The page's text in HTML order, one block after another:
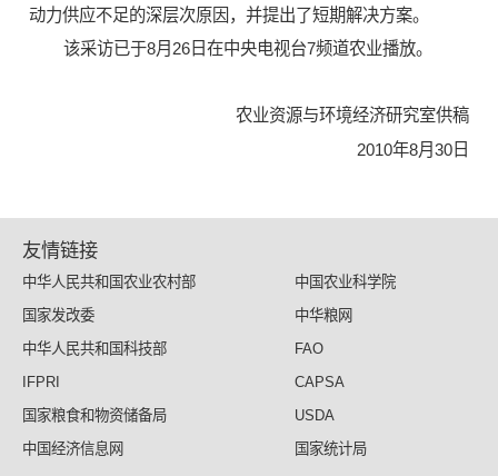
动力供应不足的深层次原因，并提出了短期解决方案。
该采访已于8月26日在中央电视台7频道农业播放。
农业资源与环境经济研究室供稿
2010年8月30日
友情链接
中华人民共和国农业农村部
中国农业科学院
国家发改委
中华粮网
中华人民共和国科技部
FAO
IFPRI
CAPSA
国家粮食和物资储备局
USDA
中国经济信息网
国家统计局